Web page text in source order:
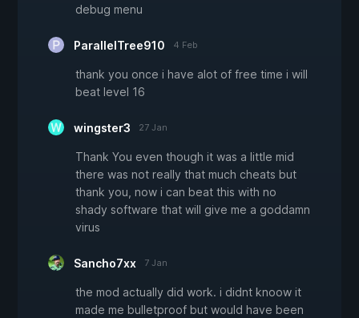
debug menu
ParallelTree910 4 Feb
thank you once i have alot of free time i will
beat level 16
wingster3 27 Jan
Thank You even though it was a little mid
there was not really that much cheats but
thank you, now i can beat this with no
shady software that will give me a goddamn
virus
Sancho7xx 7 Jan
the mod actually did work. i didnt knoow it
made me bulletproof but would have been